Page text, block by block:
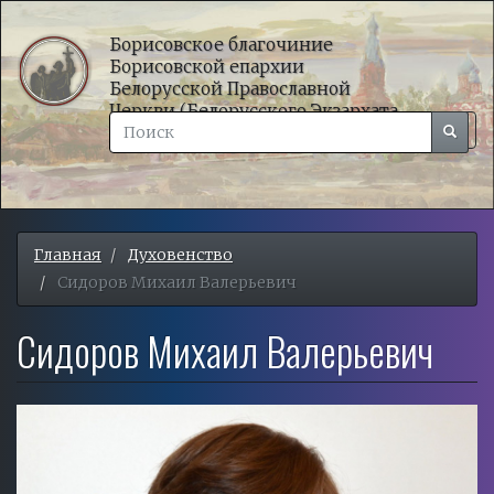
основному
содержанию
Борисовское благочиние
Борисовской епархии
Белорусской Православной
Церкви (Белорусского Экзархата
Московского Патриархата)
Поиск
Поиск Поиск
Главная
Духовенство
Сидоров Михаил Валерьевич
Сидоров Михаил Валерьевич